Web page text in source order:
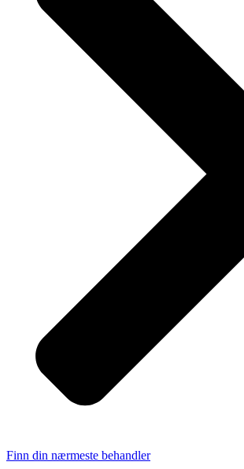
Finn din nærmeste behandler